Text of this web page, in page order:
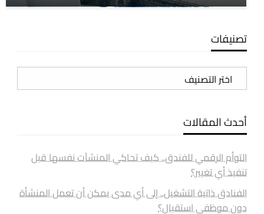
تصنيفات
تصنيفات
أحدث المقالات
التوأم الرقمي للفندق.. كيف تحاكي المنشآت نفسها قبل
تنفيذ أي تغيير؟
الفنادق ذاتية التشغيل.. إلى أي مدى يمكن أن تعمل المنشأة
دون موظفي استقبال؟